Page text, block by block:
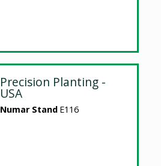
Precision Planting -
USA
Numar Stand E116